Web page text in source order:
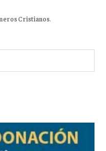
Cristianos.